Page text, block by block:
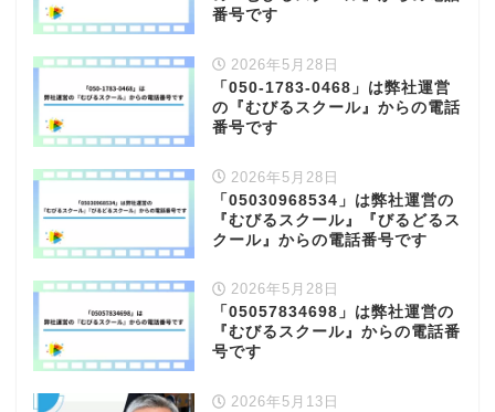
番号です
2026年5月28日
「050-1783-0468」は弊社運営
の『むびるスクール』からの電話
番号です
2026年5月28日
「05030968534」は弊社運営の
『むびるスクール』『びるどるス
クール』からの電話番号です
2026年5月28日
「05057834698」は弊社運営の
『むびるスクール』からの電話番
号です
2026年5月13日